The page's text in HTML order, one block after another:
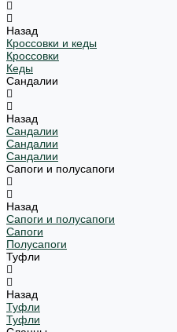
Назад
Кроссовки и кеды
Кроссовки
Кеды
Сандалии
Назад
Сандалии
Сандалии
Сандалии
Сапоги и полусапоги
Назад
Сапоги и полусапоги
Сапоги
Полусапоги
Туфли
Назад
Туфли
Туфли